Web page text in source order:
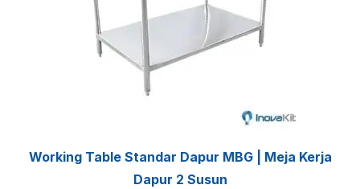
Working Table Standar Dapur MBG | Meja Kerja
Dapur 2 Susun